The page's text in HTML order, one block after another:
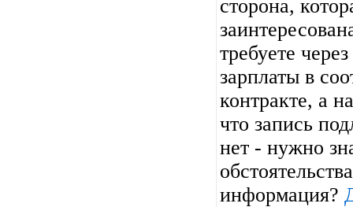
сторона,
требуете
зарплаты в
контракте, а
что запись
нет - нужно
информация?